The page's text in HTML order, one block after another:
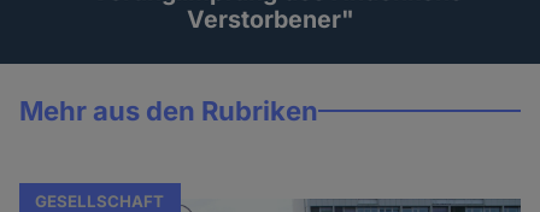
Verstorbener"
Mehr aus den Rubriken
GESELLSCHAFT